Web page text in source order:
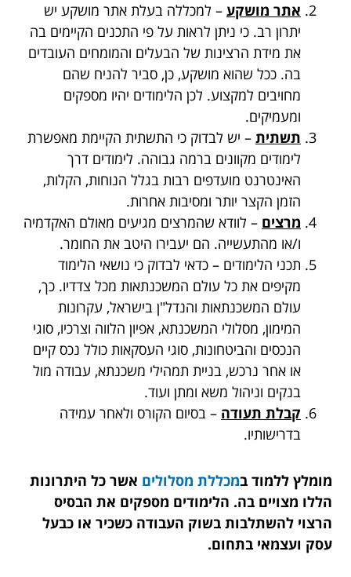
אתר מושקע – למכללה בעלת אתר מושקע יש
יתרון רב. כי ניתן לראות על פי התכנים הקיימים בה
את מידת הרצינות של הבעלים והמומחים העובדים
בה. ככל שהוא מושקע, כן, סביר להניח שהם
מחויבים למקצוע. לכן הלימודים יהיו מספקים
ומעמיקים.
תשתית – יש לבדוק כי התשתית הקיימת מאפשרת
לימודים מקוונים ברמה גבוהה. לימודים דרך
האינטרנט מועדפים רבות בגלל הנוחות, הקלות,
הזמן הקצר יותר ומסיבות אחרות.
מרצים – לוודא שהמרצים מגיעים מאולם האקדמיה
ו/או מהתעשייה. הם יעבירו היטב את החומר.
תכני הלימודים – כדאי לבדוק כי נושאי הלימוד
מקיפים את כל עולם המשכנתאות מכל צדדיו. כך,
עולם המשכנתאות והנדל"ן בישראל, עקרונות
המימון, מסלולי המשכנתא, אפיון הלווה וצרכיו, סוגי
הנכסים והביטחונות, סוגי העסקאות כולל נכס קיים
או אחר נרכש, בניית תמהילי משכנתא, עבודה מול
בנקים וניהול משא ומתן ועוד.
קבלת תעודה – בסיום הקורס ולאחר עמידה
בדרישותיו.
מומלץ ללמוד במכללת מסלולים אשר כל היתרונות
הללו מצויים בה. הלימודים מספקים את הבסיס
הרצוי להשתלבות בשוק העבודה כשכיר או כבעל
עסק ועצמאי בתחום.